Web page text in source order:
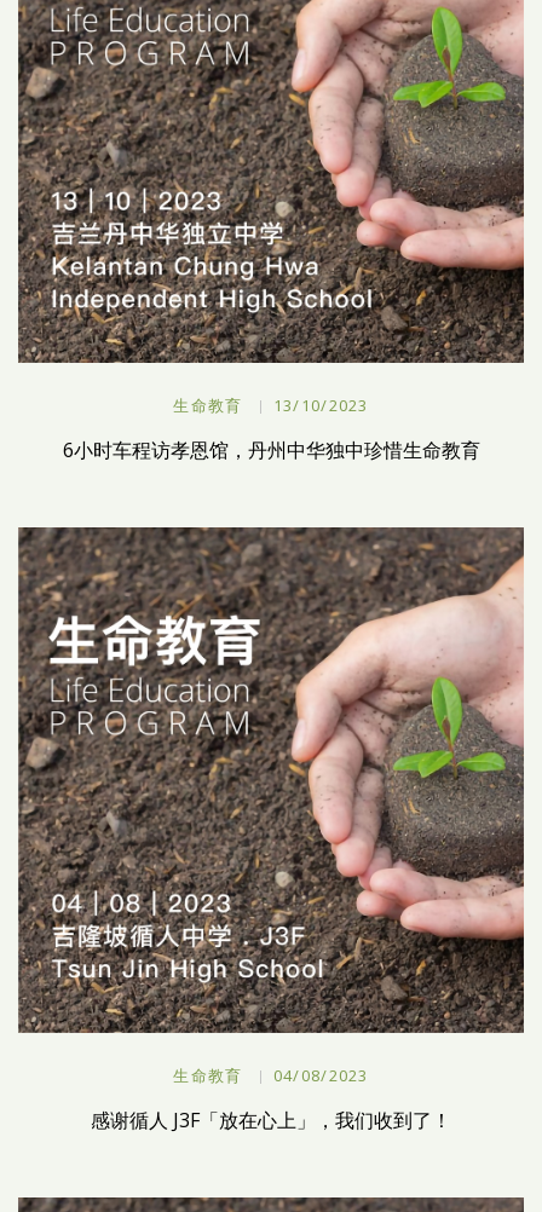
生命教育 13/10/2023
6小时车程访孝恩馆，丹州中华独中珍惜生命教育
生命教育 04/08/2023
感谢循人 J3F「放在心上」，我们收到了！